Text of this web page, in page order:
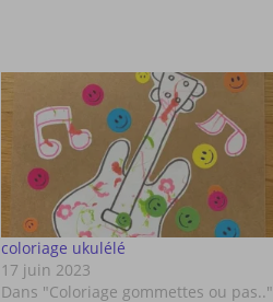
coloriage ukulélé
17 juin 2023
Dans "Coloriage gommettes ou pas.."